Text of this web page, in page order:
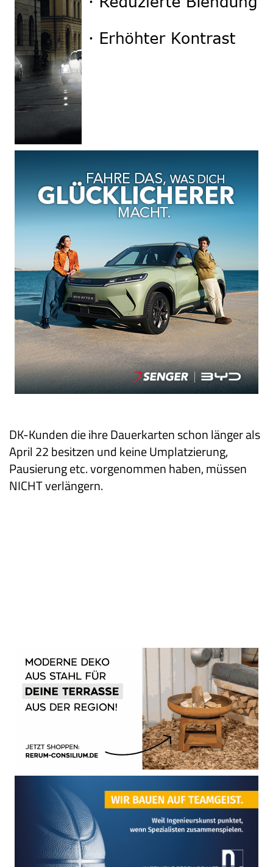
DK-Kunden die ihre Dauerkarten schon länger als
April 22 besitzen und keine Umplatzierung,
Pausierung etc. vorgenommen haben, müssen
NICHT verlängern.